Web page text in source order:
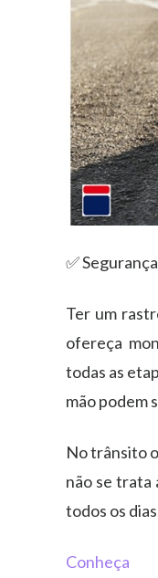
✅
Ter um
ofereça
todas as
mão podem
No trânsito
não se trata
todos os
Conheça